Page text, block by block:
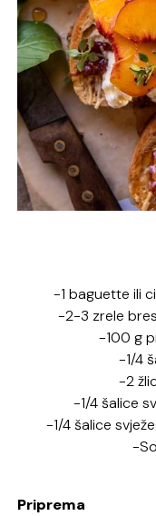
-1 baguette ili
-2-3 zrele
-100 g
-1/4
-2
-1/4 šalice
-1/4 šalice
-
Priprema